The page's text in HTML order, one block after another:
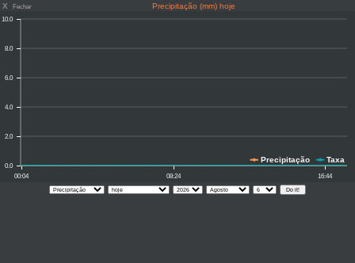
X Fechar Precipitação (mm) hoje